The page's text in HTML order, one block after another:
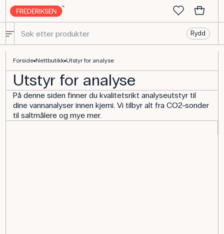
Rydd
Forside Nettbutikk Utstyr for analyse
Utstyr for analyse
På denne siden finner du kvalitetsrikt analyseutstyr til
dine vannanalyser innen kjemi. Vi tilbyr alt fra CO2-sonder
til saltmålere og mye mer.